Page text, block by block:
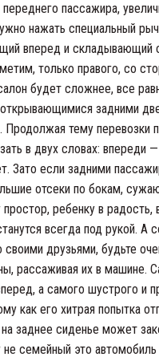
пассажира,
нажать специальный
вперед и складывающий
только правого, со
будет сложнее, все
задними
Продолжая тему перевозки
в двух словах: впереди
Зато если задними
отсеки по бокам,
ребенку в
всегда под рукой. А
своими друзьями, будьте
рассаживая их в машине.
а самого шустрого и
как его хитрая попытка
заднее сиденье может
семейный это